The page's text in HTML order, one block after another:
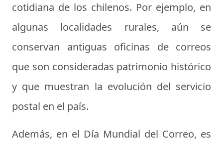
cotidiana de los chilenos. Por ejemplo, en
algunas localidades rurales, aún se
conservan antiguas oficinas de correos
que son consideradas patrimonio histórico
y que muestran la evolución del servicio
postal en el país.
Además, en el Día Mundial del Correo, es